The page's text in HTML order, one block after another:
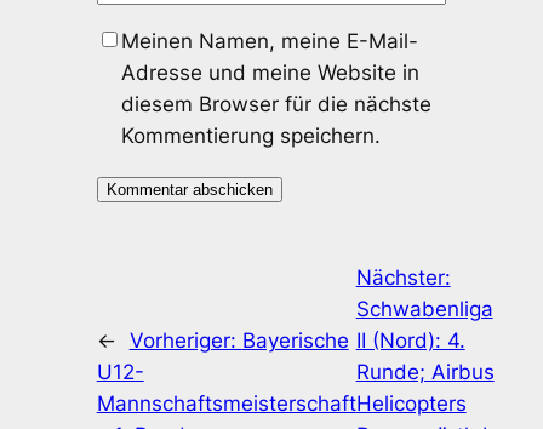
Meinen Namen, meine E-Mail-
Adresse und meine Website in
diesem Browser für die nächste
Kommentierung speichern.
← Vorheriger: Bayerische
U12-
Mannschaftsmeisterschaft
Nächster:
Schwabenliga
II (Nord): 4.
Runde; Airbus
Helicopters